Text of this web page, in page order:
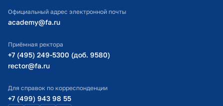
Официальный адрес электронной почты
academy@fa.ru
Приёмная ректора
+7 (495) 249-5300 (доб. 9580)
rector@fa.ru
Для справок по корреспонденции
+7 (499) 943 98 55